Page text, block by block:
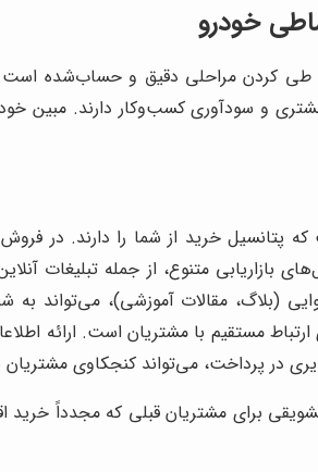
خودرو
طی کردن مراحلی دقیق و حساب‌شده
و سودآوری کسب‌وکار دارند. مبین
خرید از شما را دارند. در فروش
بازاریابی متنوع، از جمله
(بلاگ، مقالات آموزشی)،
مستقیم با مشتریان است. ارائه
در پرداخت، می‌تواند کنجکاوی مشتریان
برای مشتریان قبلی که مجدداً